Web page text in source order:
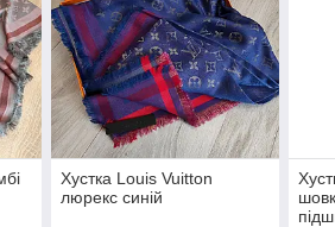
Хустка Louis Vuitton
люрекс синій